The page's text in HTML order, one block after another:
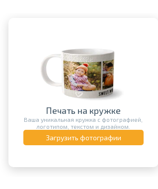
Печать на кружке
Ваша уникальная кружка с фотографией,
логотипом, текстом и дизайном.
Загрузить фотографии